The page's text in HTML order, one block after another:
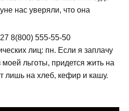
нас уверяли, что она
8(800) 555-55-50
лиц: пн. Если я заплачу
льготы, придется жить на
лишь на хлеб, кефир и кашу.